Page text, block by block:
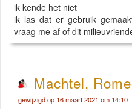
ik kende het niet
ik las dat er gebruik
vraag me af of dit
Machtel,
gewijzigd op 16 maart 2021 om 14:10